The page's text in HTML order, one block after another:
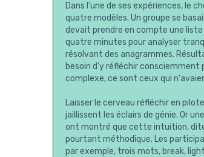
Dans l'une de ses expériences, le
quatre modèles. Un groupe se
devait prendre en compte une
quatre minutes pour analyser
résolvant des anagrammes.
besoin d'y réfléchir consciemment
complexe, ce sont ceux qui
Laisser le cerveau réfléchir en
jaillissent les éclairs de génie. Or
ont montré que cette intuition,
pourtant méthodique. Les
par exemple, trois mots, break,